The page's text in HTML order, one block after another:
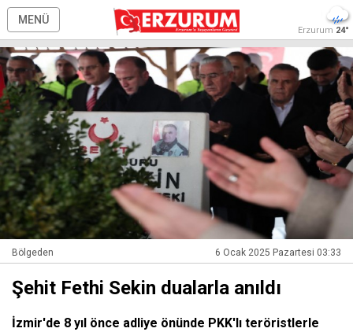
MENÜ
Erzurum 24°
Bölgeden 6 Ocak 2025 Pazartesi 03:33
Şehit Fethi Sekin dualarla anıldı
İzmir'de 8 yıl önce adliye önünde PKK'lı teröristlerle